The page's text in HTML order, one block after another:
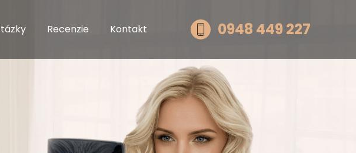
Recenzie Kontakt 0948 449 227